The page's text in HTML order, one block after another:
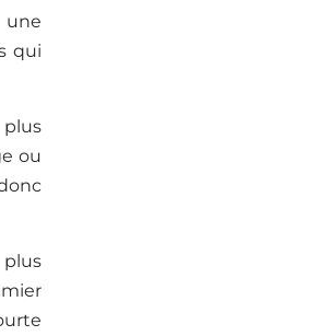
une
qui
plus
ou